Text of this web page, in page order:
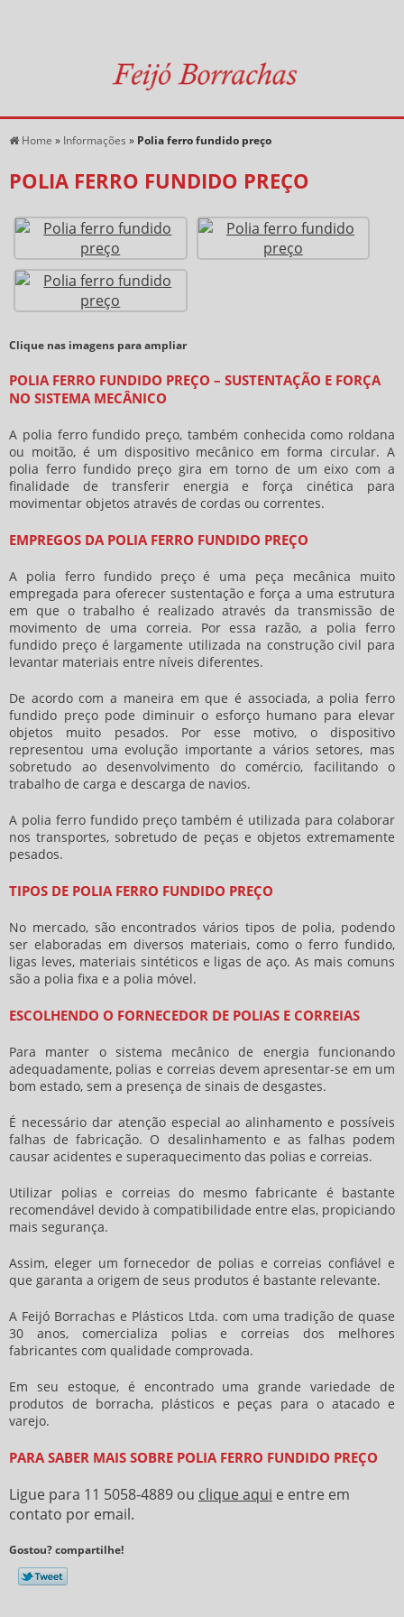
Home » Informações » Polia ferro fundido preço
POLIA FERRO FUNDIDO PREÇO
Clique nas imagens para ampliar
POLIA FERRO FUNDIDO PREÇO – SUSTENTAÇÃO E FORÇA
NO SISTEMA MECÂNICO
A polia ferro fundido preço, também conhecida como roldana
ou moitão, é um dispositivo mecânico em forma circular. A
polia ferro fundido preço gira em torno de um eixo com a
finalidade de transferir energia e força cinética para
movimentar objetos através de cordas ou correntes.
EMPREGOS DA POLIA FERRO FUNDIDO PREÇO
A polia ferro fundido preçoé uma peça mecânica muito
empregada para oferecer sustentação e força a uma estrutura
em que o trabalho é realizado através da transmissão de
movimento de uma correia. Por essa razão, a polia ferro
fundido preçoé largamente utilizada na construção civil para
levantar materiais entre níveis diferentes.
De acordo com a maneira em que é associada, a polia ferro
fundido preçopode diminuir o esforço humano para elevar
objetos muito pesados. Por esse motivo, o dispositivo
representou uma evolução importante a vários setores, mas
sobretudo ao desenvolvimento do comércio, facilitando o
trabalho de carga e descarga de navios.
A polia ferro fundido preço também é utilizada para colaborar
nos transportes, sobretudo de peças e objetos extremamente
pesados.
TIPOS DE POLIA FERRO FUNDIDO PREÇO
No mercado, são encontrados vários tipos de polia, podendo
ser elaboradas em diversos materiais, como o ferro fundido,
ligas leves, materiais sintéticos e ligas de aço. As mais comuns
são a polia fixa e a polia móvel.
ESCOLHENDO O FORNECEDOR DE POLIAS E CORREIAS
Para manter o sistema mecânico de energia funcionando
adequadamente, polias e correias devem apresentar-se em um
bom estado, sem a presença de sinais de desgastes.
É necessário dar atenção especial ao alinhamento e possíveis
falhas de fabricação. O desalinhamento e as falhas podem
causar acidentes e superaquecimento das polias e correias.
Utilizar polias e correias do mesmo fabricante é bastante
recomendável devido à compatibilidade entre elas, propiciando
mais segurança.
Assim, eleger um fornecedor de polias e correias confiável e
que garanta a origem de seus produtos é bastante relevante.
A Feijó Borrachas e Plásticos Ltda. com uma tradição de quase
30 anos, comercializa polias e correias dos melhores
fabricantes com qualidade comprovada.
Em seu estoque, é encontrado uma grande variedade de
produtos de borracha, plásticos e peças para o atacado e
varejo.
PARA SABER MAIS SOBRE POLIA FERRO FUNDIDO PREÇO
Ligue para 11 5058-4889 ou clique aqui e entre em
contato por email.
Gostou? compartilhe!